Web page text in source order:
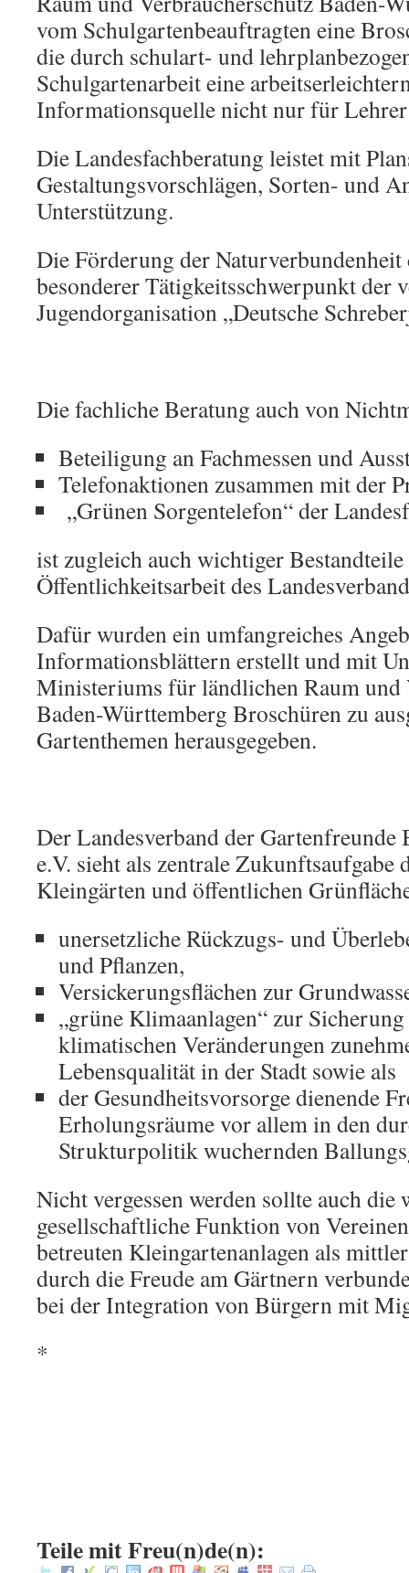
vom Schulgartenbeauftragten eine
die durch schulart- und
Schulgartenarbeit eine
Informationsquelle nicht nur für
Die Landesfachberatung leistet mit
Gestaltungsvorschlägen, Sorten- und
Unterstützung.
Die Förderung der Naturverbundenheit
besonderer Tätigkeitsschwerpunkt der
Jugendorganisation „Deutsche
Die fachliche Beratung auch von
Beteiligung an Fachmessen und
Telefonaktionen zusammen mit der
„Grünen Sorgentelefon“ der
ist zugleich auch wichtiger
Öffentlichkeitsarbeit des
Dafür wurden ein umfangreiches
Informationsblättern erstellt und mit
Ministeriums für ländlichen Raum und
Baden-Württemberg Broschüren zu
Gartenthemen herausgegeben.
Der Landesverband der Gartenfreunde
e.V. sieht als zentrale Zukunftsaufgabe
Kleingärten und öffentlichen
unersetzliche Rückzugs- und
und Pflanzen,
Versickerungsflächen zur
„grüne Klimaanlagen“ zur
klimatischen Veränderungen
Lebensqualität in der Stadt sowie als
der Gesundheitsvorsorge dienende
Erholungsräume vor allem in den
Strukturpolitik wuchernden
Nicht vergessen werden sollte auch die
gesellschaftliche Funktion von
betreuten Kleingartenanlagen als
durch die Freude am Gärtnern
bei der Integration von Bürgern mit
*
Teile mit Freu(n)de(n):